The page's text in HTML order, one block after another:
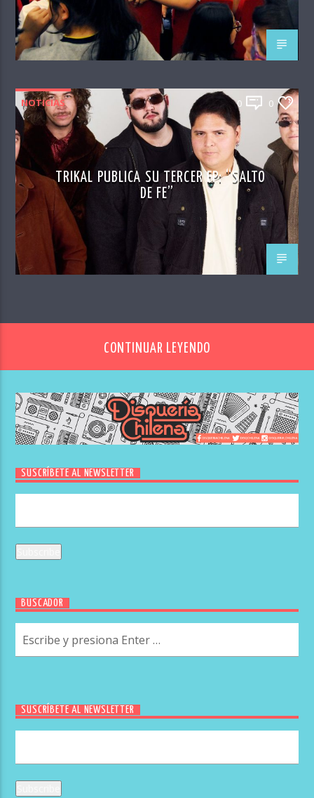
NOTICIAS 0 0
TRIKAL PUBLICA SU TERCER EP: “SALTO
DE FE”
CONTINUAR LEYENDO
SUSCRÍBETE AL NEWSLETTER
BUSCADOR
SUSCRÍBETE AL NEWSLETTER